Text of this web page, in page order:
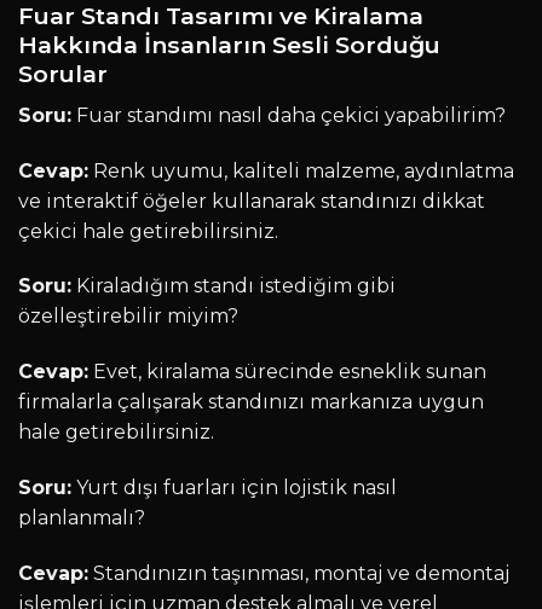
Fuar Standı Tasarımı ve Kiralama
Hakkında İnsanların Sesli Sorduğu
Sorular
Soru: Fuar standımı nasıl daha çekici yapabilirim?
Cevap: Renk uyumu, kaliteli malzeme, aydınlatma
ve interaktif öğeler kullanarak standınızı dikkat
çekici hale getirebilirsiniz.
Soru: Kiraladığım standı istediğim gibi
özelleştirebilir miyim?
Cevap: Evet, kiralama sürecinde esneklik sunan
firmalarla çalışarak standınızı markanıza uygun
hale getirebilirsiniz.
Soru: Yurt dışı fuarları için lojistik nasıl
planlanmalı?
Cevap: Standınızın taşınması, montaj ve demontaj
işlemleri için uzman destek almalı ve yerel